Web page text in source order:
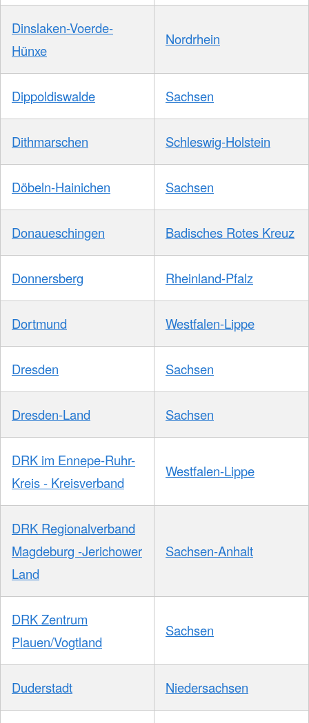
Dinslaken-Voerde-
Hünxe
Nordrhein
Dippoldiswalde Sachsen
Dithmarschen Schleswig-Holstein
Döbeln-Hainichen Sachsen
Donaueschingen Badisches Rotes Kreuz
Donnersberg Rheinland-Pfalz
Dortmund Westfalen-Lippe
Dresden Sachsen
Dresden-Land Sachsen
DRK im Ennepe-Ruhr-
Kreis - Kreisverband
Westfalen-Lippe
DRK Regionalverband
Magdeburg -Jerichower
Land
Sachsen-Anhalt
DRK Zentrum
Plauen/Vogtland
Sachsen
Duderstadt Niedersachsen